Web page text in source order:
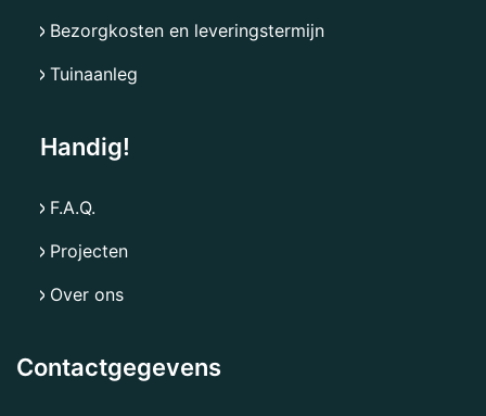
Bezorgkosten en leveringstermijn
Tuinaanleg
Handig!
F.A.Q.
Projecten
Over ons
Contactgegevens